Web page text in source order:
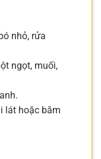
nhỏ, rửa
ngọt, muối,
lát hoặc băm